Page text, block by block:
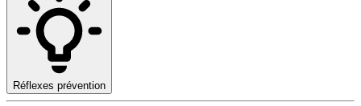
Réflexes prévention